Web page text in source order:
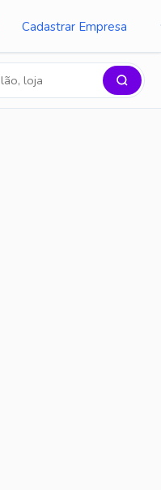
Cadastrar Empresa